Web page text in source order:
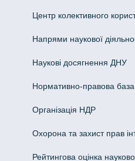
Центр колективного
Напрями наукової
Наукові досягнення ДНУ
Нормативно-правова база
Організація НДР
Охорона та захист прав
Рейтингова оцінка